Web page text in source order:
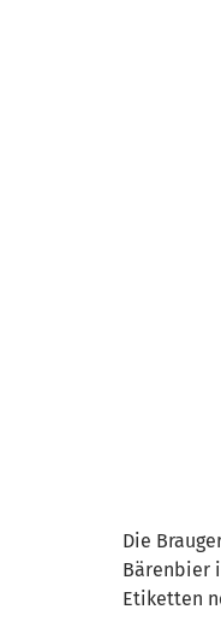
Die
Bärenbier
Etiketten